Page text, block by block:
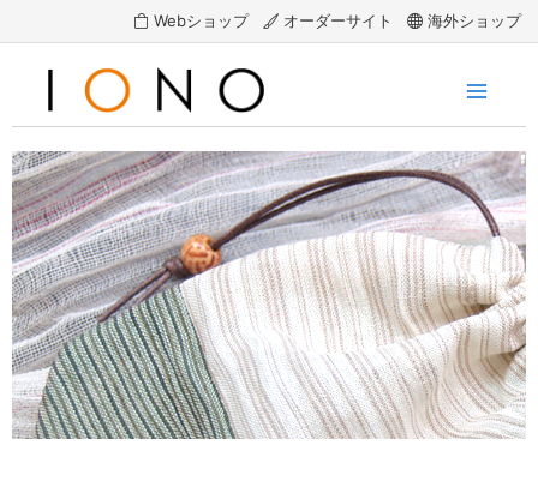
Webショップ オーダーサイト 海外ショップ
ス
キ
ッ
プ
Menu